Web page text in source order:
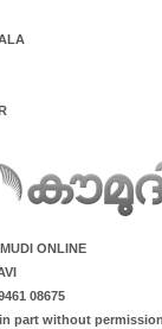
ONLINE
08675
part without